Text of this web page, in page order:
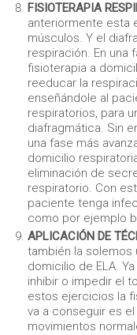
FISIOTERAPIA
anteriormente esta
músculos. Y el
respiración. En una
fisioterapia a
reeducar la
enseñándole al
respiratorios, para
diafragmática. Sin
una fase más
domicilio
eliminación de
respiratorio. Con
paciente tenga
como por ejemplo
APLICACIÓN DE
también la solemos
domicilio de ELA.
inhibir o impedir el
estos ejercicios la
va a conseguir es
movimientos